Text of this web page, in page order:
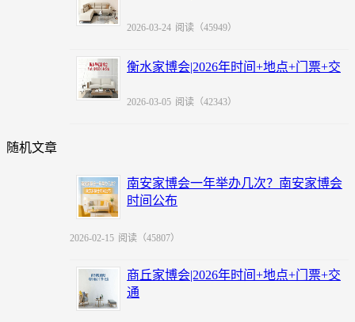
2026-03-24 阅读（45949）
衡水家博会|2026年时间+地点+门票+交
2026-03-05 阅读（42343）
随机文章
南安家博会一年举办几次？南安家博会
时间公布
2026-02-15 阅读（45807）
商丘家博会|2026年时间+地点+门票+交
通